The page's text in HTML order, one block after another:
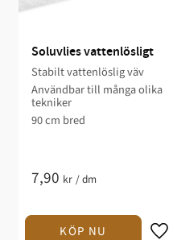
Soluvlies vattenlösligt
Stabilt vattenlöslig väv
Användbar till många olika
tekniker
90 cm bred
7,90 kr /dm